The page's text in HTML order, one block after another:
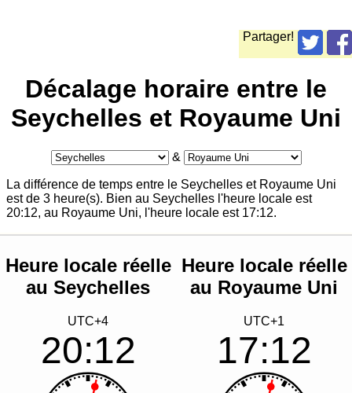
Partager!
Décalage horaire entre le
Seychelles et Royaume Uni
&
La différence de temps entre le Seychelles et Royaume Uni
est de 3 heure(s). Bien au Seychelles l'heure locale est
20:12, au Royaume Uni, l'heure locale est 17:12.
Heure locale réelle
au Seychelles
UTC+4
20:12
Heure locale réelle
au Royaume Uni
UTC+1
17:12